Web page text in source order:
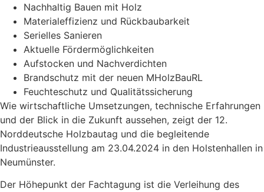
Nachhaltig Bauen mit Holz
Materialeffizienz und Rückbaubarkeit
Serielles Sanieren
Aktuelle Fördermöglichkeiten
Aufstocken und Nachverdichten
Brandschutz mit der neuen MHolzBauRL
Feuchteschutz und Qualitätssicherung
Wie wirtschaftliche Umsetzungen, technische Erfahrungen
und der Blick in die Zukunft aussehen, zeigt der 12.
Norddeutsche Holzbautag und die begleitende
Industrieausstellung am 23.04.2024 in den Holstenhallen in
Neumünster.
Der Höhepunkt der Fachtagung ist die Verleihung des